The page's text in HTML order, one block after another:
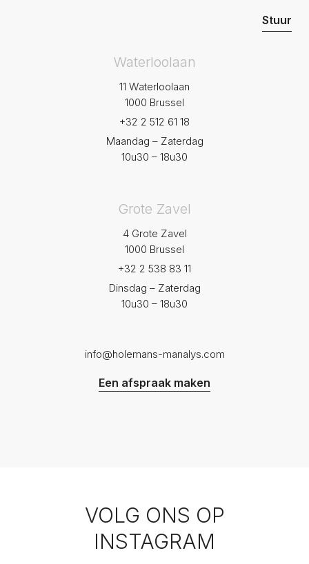
Waterloolaan
11 Waterloolaan
1000 Brussel
+32 2 512 61 18
Maandag – Zaterdag
10u30 – 18u30
Grote Zavel
4 Grote Zavel
1000 Brussel
+32 2 538 83 11
Dinsdag – Zaterdag
10u30 – 18u30
info@holemans-manalys.com
Een afspraak maken
VOLG ONS OP
INSTAGRAM